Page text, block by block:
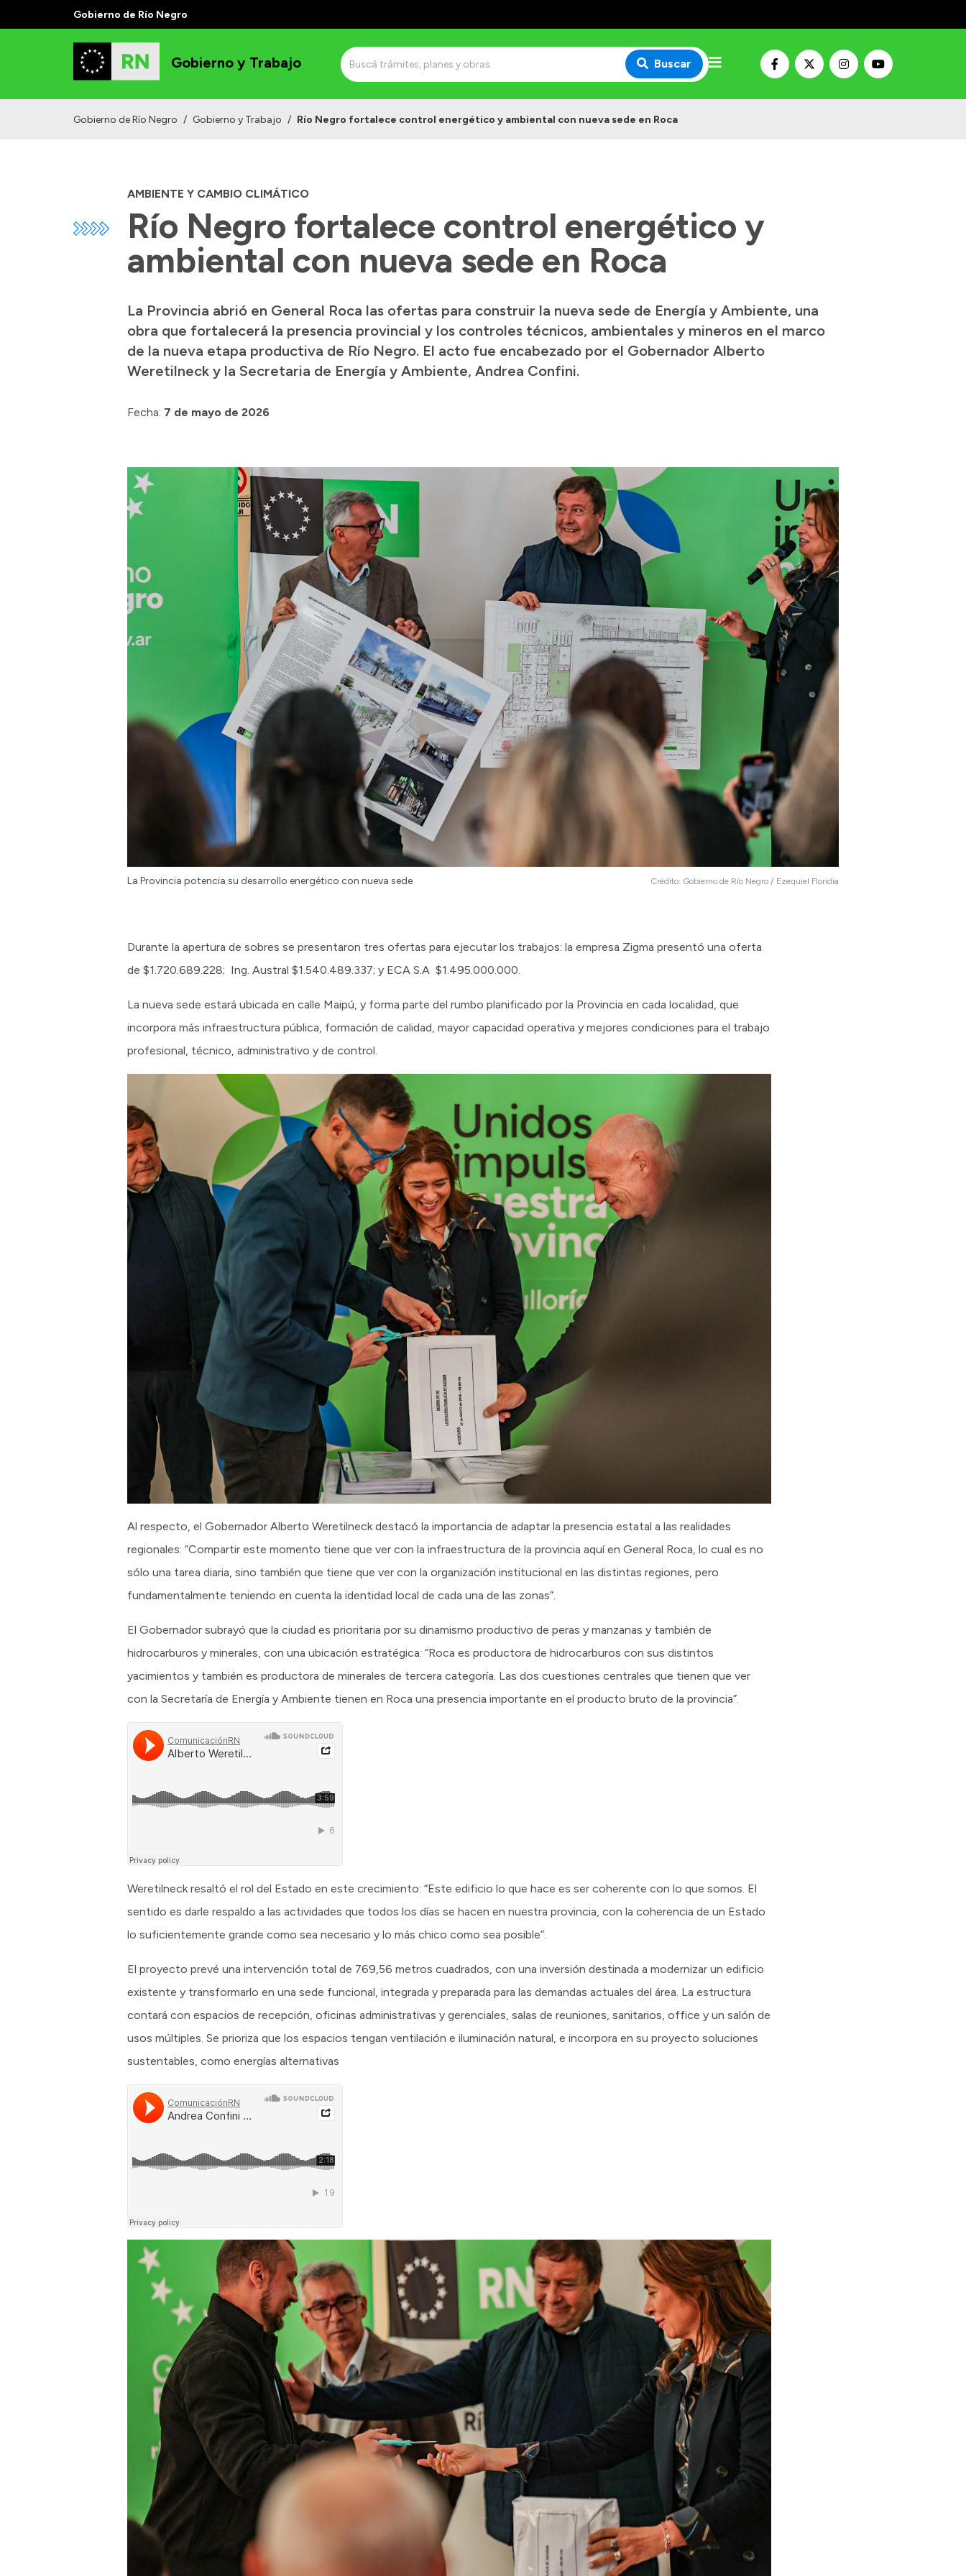
Gobierno de Río Negro
Gobierno y Trabajo Buscar
Gobierno de Río Negro / Gobierno y Trabajo / Río Negro fortalece control energético y ambiental con nueva sede en Roca
AMBIENTE Y CAMBIO CLIMÁTICO
Río Negro fortalece control energético y
ambiental con nueva sede en Roca
La Provincia abrió en General Roca las ofertas para construir la nueva sede de Energía y Ambiente, una
obra que fortalecerá la presencia provincial y los controles técnicos, ambientales y mineros en el marco
de la nueva etapa productiva de Río Negro. El acto fue encabezado por el Gobernador Alberto
Weretilneck y la Secretaria de Energía y Ambiente, Andrea Confini.
Fecha: 7 de mayo de 2026
La Provincia potencia su desarrollo energético con nueva sede Crédito: Gobierno de Río Negro / Ezequiel Floridia
Durante la apertura de sobres se presentaron tres ofertas para ejecutar los trabajos: la empresa Zigma presentó una oferta
de $1.720.689.228; Ing. Austral $1.540.489.337; y ECA S.A $1.495.000.000.
La nueva sede estará ubicada en calle Maipú, y forma parte del rumbo planificado por la Provincia en cada localidad, que
incorpora más infraestructura pública, formación de calidad, mayor capacidad operativa y mejores condiciones para el trabajo
profesional, técnico, administrativo y de control.
Al respecto, el Gobernador Alberto Weretilneck destacó la importancia de adaptar la presencia estatal a las realidades
regionales: “Compartir este momento tiene que ver con la infraestructura de la provincia aquí en General Roca, lo cual es no
sólo una tarea diaria, sino también que tiene que ver con la organización institucional en las distintas regiones, pero
fundamentalmente teniendo en cuenta la identidad local de cada una de las zonas”.
El Gobernador subrayó que la ciudad es prioritaria por su dinamismo productivo de peras y manzanas y también de
hidrocarburos y minerales, con una ubicación estratégica: “Roca es productora de hidrocarburos con sus distintos
yacimientos y también es productora de minerales de tercera categoría. Las dos cuestiones centrales que tienen que ver
con la Secretaría de Energía y Ambiente tienen en Roca una presencia importante en el producto bruto de la provincia”.
Weretilneck resaltó el rol del Estado en este crecimiento: “Este edificio lo que hace es ser coherente con lo que somos. El
sentido es darle respaldo a las actividades que todos los días se hacen en nuestra provincia, con la coherencia de un Estado
lo suficientemente grande como sea necesario y lo más chico como sea posible”.
El proyecto prevé una intervención total de 769,56 metros cuadrados, con una inversión destinada a modernizar un edificio
existente y transformarlo en una sede funcional, integrada y preparada para las demandas actuales del área. La estructura
contará con espacios de recepción, oficinas administrativas y gerenciales, salas de reuniones, sanitarios, office y un salón de
usos múltiples. Se prioriza que los espacios tengan ventilación e iluminación natural, e incorpora en su proyecto soluciones
sustentables, como energías alternativas